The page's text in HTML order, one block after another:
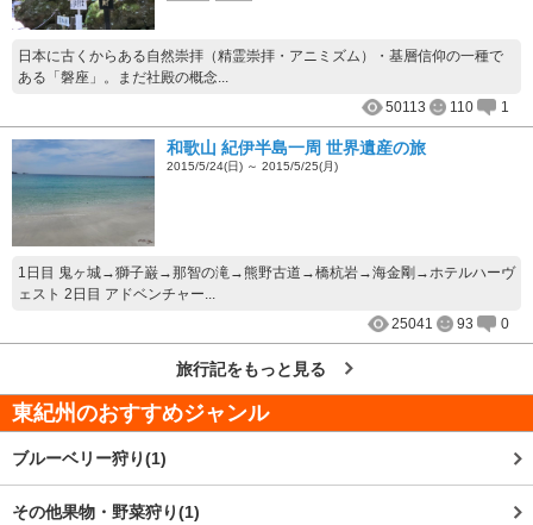
日本に古くからある自然崇拝（精霊崇拝・アニミズム）・基層信仰の一種で
ある「磐座」。まだ社殿の概念...
50113
110 1
和歌山 紀伊半島一周 世界遺産の旅
2015/5/24(日) ～ 2015/5/25(月)
1日目 鬼ヶ城→獅子巌→那智の滝→熊野古道→橋杭岩→海金剛→ホテルハーヴ
ェスト 2日目 アドベンチャー...
25041
93 0
旅行記をもっと見る
東紀州のおすすめジャンル
ブルーベリー狩り(1)
その他果物・野菜狩り(1)